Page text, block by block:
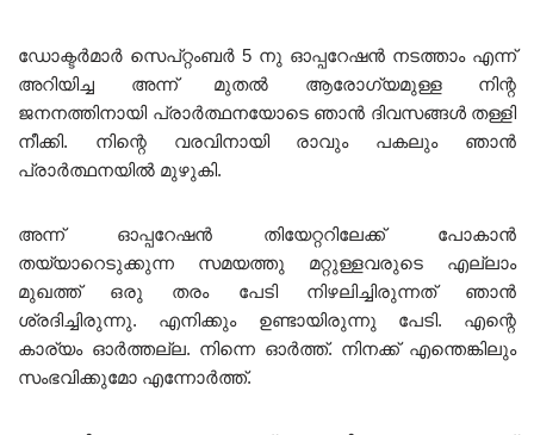
ഡോക്ടർമാർ സെപ്റ്റംബർ 5 നു ഓപ്പറേഷൻ നടത്താം എന്ന്
അറിയിച്ച അന്ന് മുതൽ ആരോഗ്യമുള്ള നിന്റ
ജനനത്തിനായി പ്രാർത്ഥനയോടെ ഞാൻ ദിവസങ്ങൾ തള്ളി
നീക്കി. നിന്റെ വരവിനായി രാവും പകലും ഞാൻ
പ്രാർത്ഥനയിൽ മുഴുകി.
അന്ന് ഓപ്പറേഷൻ തിയേറ്ററിലേക്ക് പോകാൻ
തയ്യാറെടുക്കുന്ന സമയത്തു മറ്റുള്ളവരുടെ എല്ലാം
മുഖത്ത്‌ ഒരു തരം പേടി നിഴലിച്ചിരുന്നത് ഞാൻ
ശ്രദിച്ചിരുന്നു. എനിക്കും ഉണ്ടായിരുന്നു പേടി. എന്റെ
കാര്യം ഓർത്തല്ല. നിന്നെ ഓർത്ത്. നിനക്ക് എന്തെങ്കിലും
സംഭവിക്കുമോ എന്നോർത്ത്.